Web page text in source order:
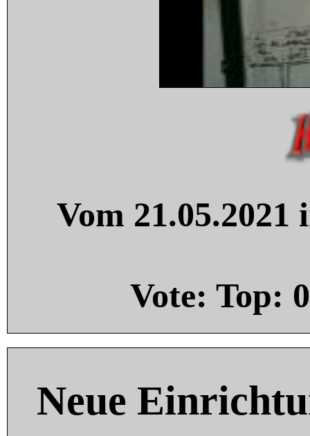
Vom
Vote: Top: 0
Neue